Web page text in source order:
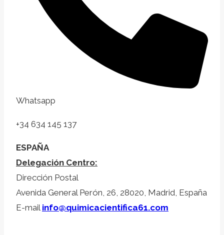
Whatsapp
+34 634 145 137
ESPAÑA
Delegación Centro:
Dirección Postal
Avenida General Perón, 26, 28020, Madrid, España
E-mail info@quimicacientifica61.com